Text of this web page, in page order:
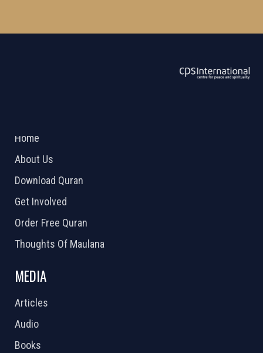
Home
About Us
Download Quran
Get Involved
Order Free Quran
Thoughts Of Maulana
MEDIA
Articles
Audio
Books